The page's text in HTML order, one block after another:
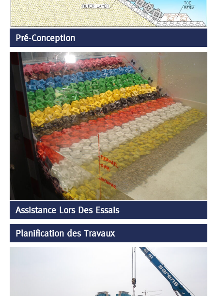
Pré-Conception
Assistance Lors Des Essais
Planification des Travaux